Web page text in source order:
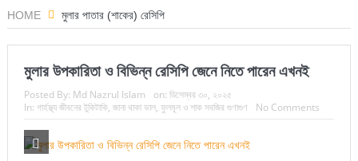
HOME মুলার পাতার (শাকের) রেসিপি
মুলার উপকারিতা ও বিভিন্ন রেসিপি জেনে নিতে পারেন এখনই
Posted By: Md Nazrul Islam on: ডিসেম্বর ৩০, ২০২৫
In: গার্হস্থ্য জীবনের টুকিটাকি, জানা থাকা ভাল, ফুলমূল ও শাক সবজির গুণাগুণ No Comments